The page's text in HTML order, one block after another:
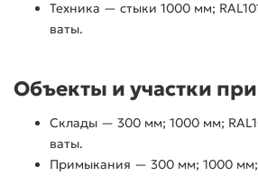
Техника — стыки 1000 мм;
ваты.
Объекты и участки
Склады — 300 мм; 1000 мм;
ваты.
Примыкания — 300 мм; 1000 мм;